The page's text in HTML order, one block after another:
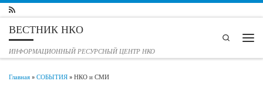
Перейти к содержимому
ВЕСТНИК НКО
ИНФОРМАЦИОННЫЙ РЕСУРСНЫЙ ЦЕНТР НКО
Search
Главная»СОБЫТИЯ»НКО и СМИ